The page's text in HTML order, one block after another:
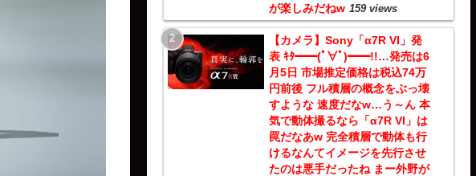
が楽しみだねw 159 views
【カメラ】Sony「α7R VI」発
表 ｷﾀ━━(ﾟ∀ﾟ)━━!!…発売は6
月5日 市場推定価格は税込74万
円前後 フル積層の概念をぶっ壊
すような 速度だなw…う～ん 本
気で動体撮るなら「α7R VI」は
罠だなあw 完全積層で動体も行
けるなんてイメージを先行させ
たのは悪手だったね まー外野が